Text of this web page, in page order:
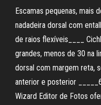
Escamas pequenas, mais
nadadeira dorsal com
de raios flexíveis____
grandes, menos de 30 na
dorsal com margem reta,
anterior e posterior
Wizard Editor de Fotos